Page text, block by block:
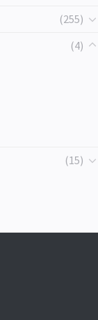
(255)
(4)
(15)